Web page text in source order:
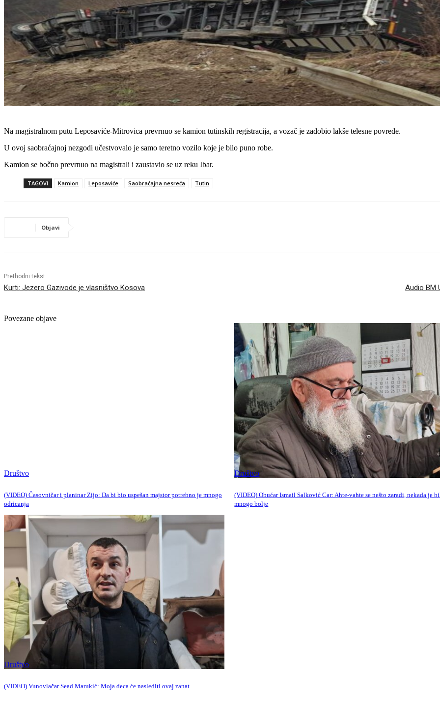
Na magistralnom putu Leposaviće-Mitrovica prevrnuo se kamion tutinskih registracija, a vozač je zadobio lakše telesne povrede.
U ovoj saobraćajnoj nezgodi učestvovalo je samo teretno vozilo koje je bilo puno robe.
Kamion se bočno prevrnuo na magistrali i zaustavio se uz reku Ibar.
TAGOVI Kamion Leposaviće Saobraćajna nesreća Tutin
Objavi
Prethodni tekst
Kurti: Jezero Gazivode je vlasništvo Kosova Audio BM
Povezane objave
Društvo
(VIDEO) Časovničar i planinar Zijo: Da bi bio uspešan majstor potrebno je mnogo
odricanja
Društvo
(VIDEO) Obućar Ismail Salković Car: Ahte-vahte se nešto zaradi, nekada je
mnogo bolje
Društvo
(VIDEO) Vunovlačar Sead Marukić: Moja deca će naslediti ovaj zanat